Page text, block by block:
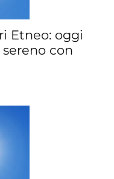
Etneo: oggi
con